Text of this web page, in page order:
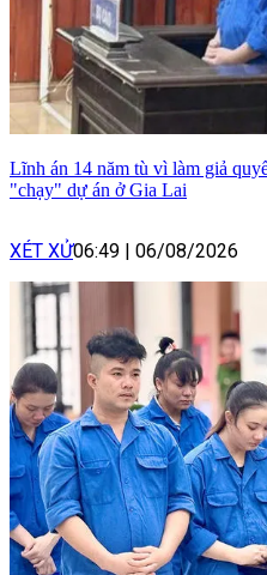
Lĩnh án 14 năm tù vì làm giả
"chạy" dự án ở Gia Lai
XÉT XỬ06:49 | 06/08/2026